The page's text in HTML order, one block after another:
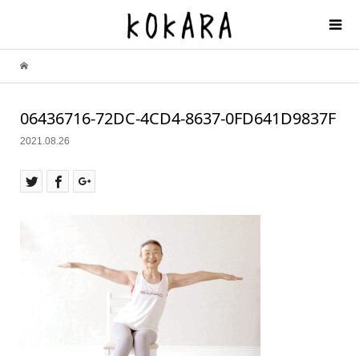
06436716-72DC-4CD4-8637-0FD641D9837F
2021.08.26